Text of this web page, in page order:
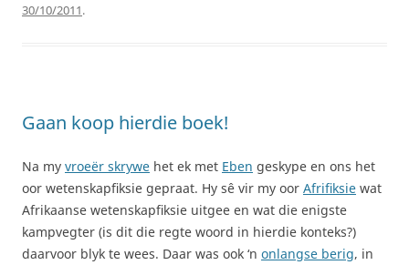
30/10/2011.
Gaan koop hierdie boek!
Na my vroeër skrywe het ek met Eben geskype en ons het
oor wetenskapfiksie gepraat. Hy sê vir my oor Afrifiksie wat
Afrikaanse wetenskapfiksie uitgee en wat die enigste
kampvegter (is dit die regte woord in hierdie konteks?)
daarvoor blyk te wees. Daar was ook ‘n onlangse berig, in